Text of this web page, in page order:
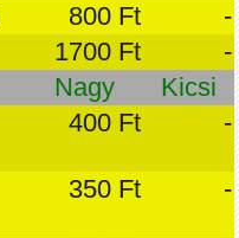
800 Ft
-
1700 Ft
-
Nagy
Kicsi
400 Ft -
350 Ft -